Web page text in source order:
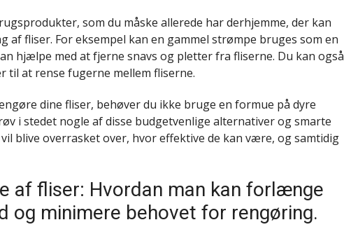
som du måske allerede har derhjemme, der kan
fliser. For eksempel kan en gammel strømpe bruges som en
hjælpe med at fjerne snavs og pletter fra fliserne. Du kan også
til at rense fugerne mellem fliserne.
dine fliser, behøver du ikke bruge en formue på dyre
i stedet nogle af disse budgetvenlige alternativer og smarte
blive overrasket over, hvor effektive de kan være, og samtidig
af fliser: Hvordan man kan forlænge
og minimere behovet for rengøring.